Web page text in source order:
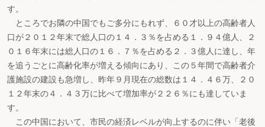
す。
ところでお隣の中国でもご多分にもれず、６０才以上の高齢者人
口が２０１２年末で総人口の１４．３％を占める１．９４億人、２
０１６年末には総人口の１６．７％を占める２．３億人に達し、年
を追うごとに高齢化率が増える傾向にあり、この５年間で高齢者介
護施設の建設も急増し、昨年９月現在の総数は１４．４６万、２０
１２年末の４．４３万に比べて増加率が２２６％にも達していま
す。
この中国において、市民の経済レベルが向上するのに伴い「老後